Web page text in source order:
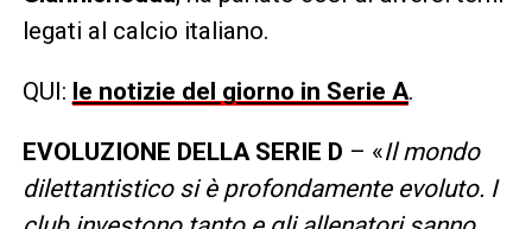
legati al calcio italiano.
QUI: le notizie del giorno in Serie A.
EVOLUZIONE DELLA SERIE D – «Il mondo
dilettantistico si è profondamente evoluto. I